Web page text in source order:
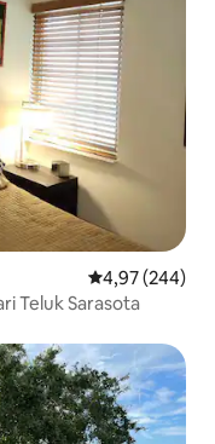
Nilai rata-rata
4,97 (244)
Teluk Sarasota